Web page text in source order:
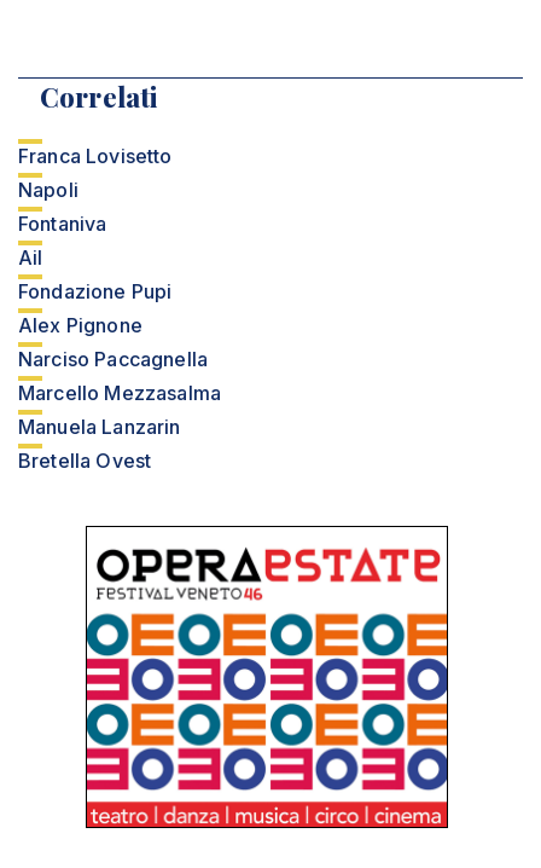
Correlati
Franca Lovisetto
Napoli
Fontaniva
Ail
Fondazione Pupi
Alex Pignone
Narciso Paccagnella
Marcello Mezzasalma
Manuela Lanzarin
Bretella Ovest